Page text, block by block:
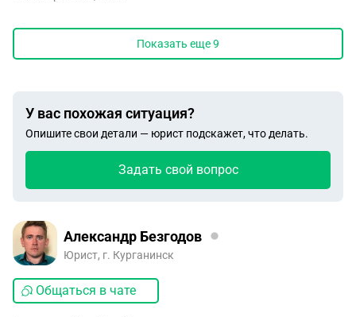
Показать еще9
У вас похожая ситуация?
Опишите свои детали — юрист подскажет, что делать.
Задать свой вопрос
Александр Безгодов
Юрист, г. Курганинск
Общаться в чате